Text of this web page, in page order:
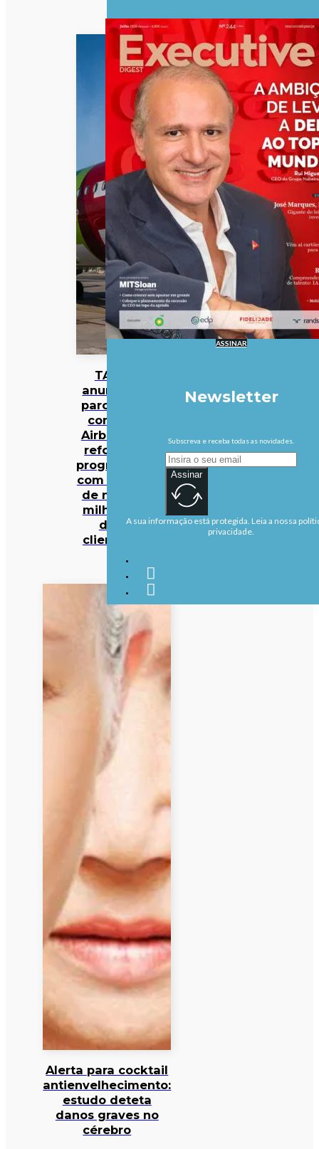
TAP
anuncia
parceria
com a
Airbnb e
reforça
programa
com mais
de nove
milhões
de
clientes
Alerta para cocktail
antienvelhecimento:
estudo deteta
danos graves no
cérebro
ASSINAR
Newsletter
Subscreva e receba todas as novidades.
Assinar
A sua informação está protegida. Leia a nossa
privacidade.